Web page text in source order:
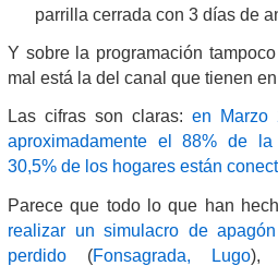
parrilla cerrada con 3 días de
Y sobre la programación
mal está la del canal que tienen
Las cifras son claras: en Marzo
aproximadamente el 88% de
30,5% de los hogares están
Parece que todo lo que han
realizar un simulacro de
perdido (Fonsagrada, Lugo),